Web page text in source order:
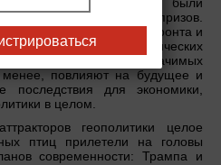
то на апрель у меня были
неожиданных сюрпризов.
новостей с линии фронта и
а в лице классических
бы, не сильно значимых
повлияют на будущее и
последствия для экономики,
в целом.
геополитики целое
птиц прилетели на головы
современности: Трампа и